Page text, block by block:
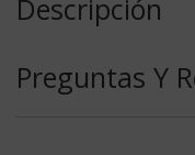
Descripción
Preguntas Y